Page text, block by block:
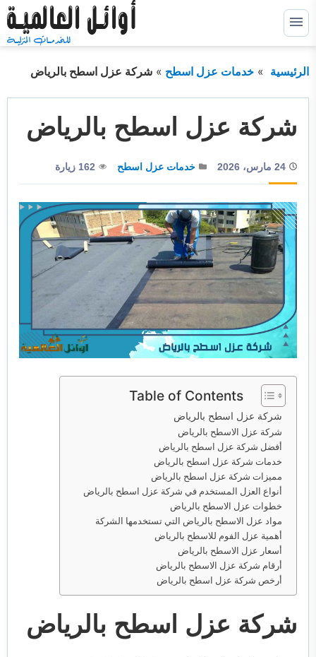
التجاوز
إلى القائمة
عن:
ابحث
خدمات كشف التسربات
القائمة
الفرعية
خدمات عزل خزانات
الفرعية
خدمات عزل اسطح
القائمة
خدمات عزل فومتوسيع
القائمة
الفرعية
خدمات الترميم
خدمات التسليك
خدمات التنظيف
خدمات مكافحة الحشرات
خدمات نقل اثاث
الرئيسية خدمات عزل اسطح شركة عزل اسطح بالرياض
شركة عزل اسطح بالرياض
24 مارس، 2026 خدمات عزل اسطح 162 زيارة
Table of Contents
شركة عزل اسطح بالرياض
شركة عزل الاسطح بالرياض
أفضل شركة عزل اسطح بالرياض
خدمات شركة عزل اسطح بالرياض
مميزات شركة عزل اسطح بالرياض
أنواع العزل المستخدم في شركة عزل اسطح بالرياض
خطوات عزل الاسطح بالرياض
مواد عزل الاسطح بالرياض التي تستخدمها الشركة
أهمية عزل الفوم للاسطح بالرياض
أسعار عزل الاسطح بالرياض
أرقام شركة عزل الاسطح بالرياض
أرخص شركة عزل اسطح بالرياض
شركة عزل اسطح بالرياض